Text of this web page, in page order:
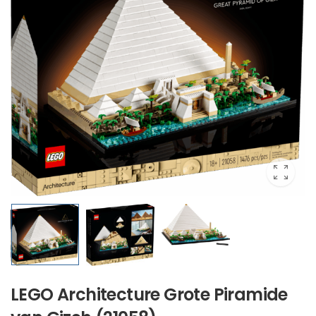
LEGO Architecture Grote Piramide